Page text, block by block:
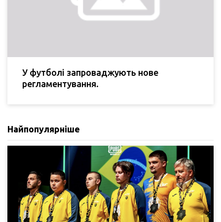
У футболі запроваджують нове
регламентування.
Найпопулярніше